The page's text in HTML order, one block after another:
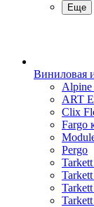
Еще
Виниловая
ART
Clix
Fargo
Pergo